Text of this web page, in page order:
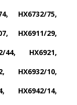
HX6732/75,
HX6911/29,
44, HX6921,
HX6932/10,
HX6942/14,